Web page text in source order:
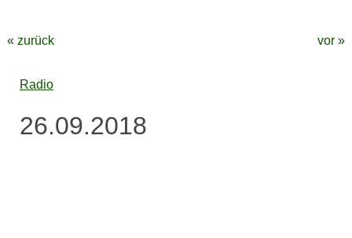
« zurück vor »
Radio
26.09.2018